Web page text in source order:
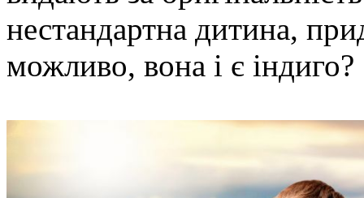
нестандартна дитина,
можливо, вона і є індиго?